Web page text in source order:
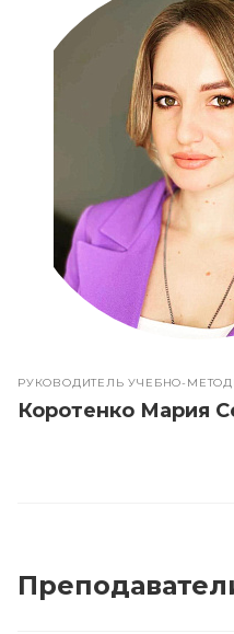
РУКОВОДИТЕЛЬ УЧЕБНО-
Коротенко Мария